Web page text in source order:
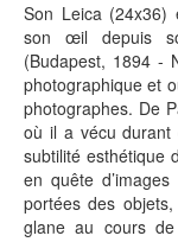
Son Leica (24x36)
son œil depuis
(Budapest, 1894 -
photographique et
photographes. De
où il a vécu durant
subtilité esthétique
en quête
portées des
glane au cours